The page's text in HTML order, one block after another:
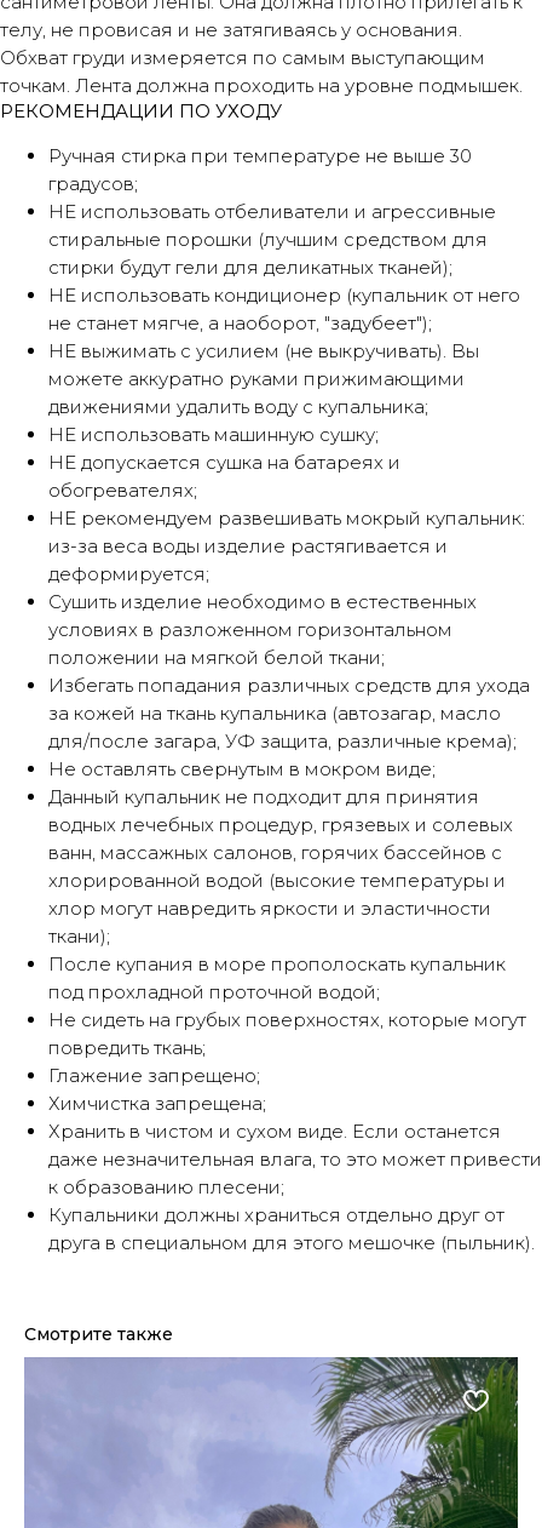
телу, не провисая и не затягиваясь у основания.
Обхват груди измеряется по самым выступающим
точкам. Лента должна проходить на уровне подмышек.
РЕКОМЕНДАЦИИ ПО УХОДУ
Ручная стирка при температуре не выше 30
градусов;
НЕ использовать отбеливатели и агрессивные
стиральные порошки (лучшим средством для
стирки будут гели для деликатных тканей);
НЕ использовать кондиционер (купальник от него
не станет мягче, а наоборот, "задубеет");
НЕ выжимать с усилием (не выкручивать). Вы
можете аккуратно руками прижимающими
движениями удалить воду с купальника;
НЕ использовать машинную сушку;
НЕ допускается сушка на батареях и
обогревателях;
НЕ рекомендуем развешивать мокрый купальник:
из-за веса воды изделие растягивается и
деформируется;
Сушить изделие необходимо в естественных
условиях в разложенном горизонтальном
положении на мягкой белой ткани;
Избегать попадания различных средств для ухода
за кожей на ткань купальника (автозагар, масло
для/после загара, УФ защита, различные крема);
Не оставлять свернутым в мокром виде;
Данный купальник не подходит для принятия
водных лечебных процедур, грязевых и солевых
ванн, массажных салонов, горячих бассейнов с
хлорированной водой (высокие температуры и
хлор могут навредить яркости и эластичности
ткани);
После купания в море прополоскать купальник
под прохладной проточной водой;
Не сидеть на грубых поверхностях, которые могут
повредить ткань;
Глажение запрещено;
Химчистка запрещена;
Хранить в чистом и сухом виде. Если останется
даже незначительная влага, то это может привести
к образованию плесени;
Купальники должны храниться отдельно друг от
друга в специальном для этого мешочке (пыльник).
Смотрите также